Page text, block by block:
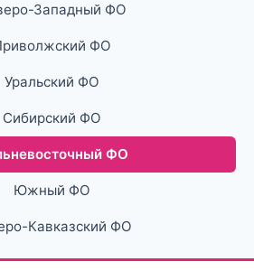
Западный ФО
ФО
Уральский ФО
Сибирский ФО
ФО
Южный ФО
Кавказский ФО